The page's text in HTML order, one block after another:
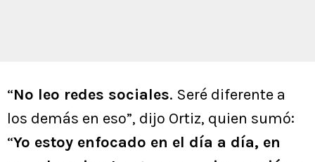
“No leo redes sociales. Seré diferente a
los demás en eso”, dijo Ortiz, quien sumó:
“Yo estoy enfocado en el día a día, en